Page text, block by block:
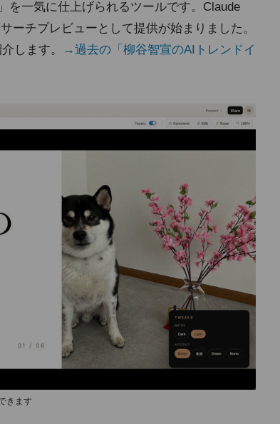
を一気に仕上げられるツールです。Claude
ーチプレビューとして提供が始まりました。
します。
→過去の「柳谷智宣のAIトレンドイ
きます